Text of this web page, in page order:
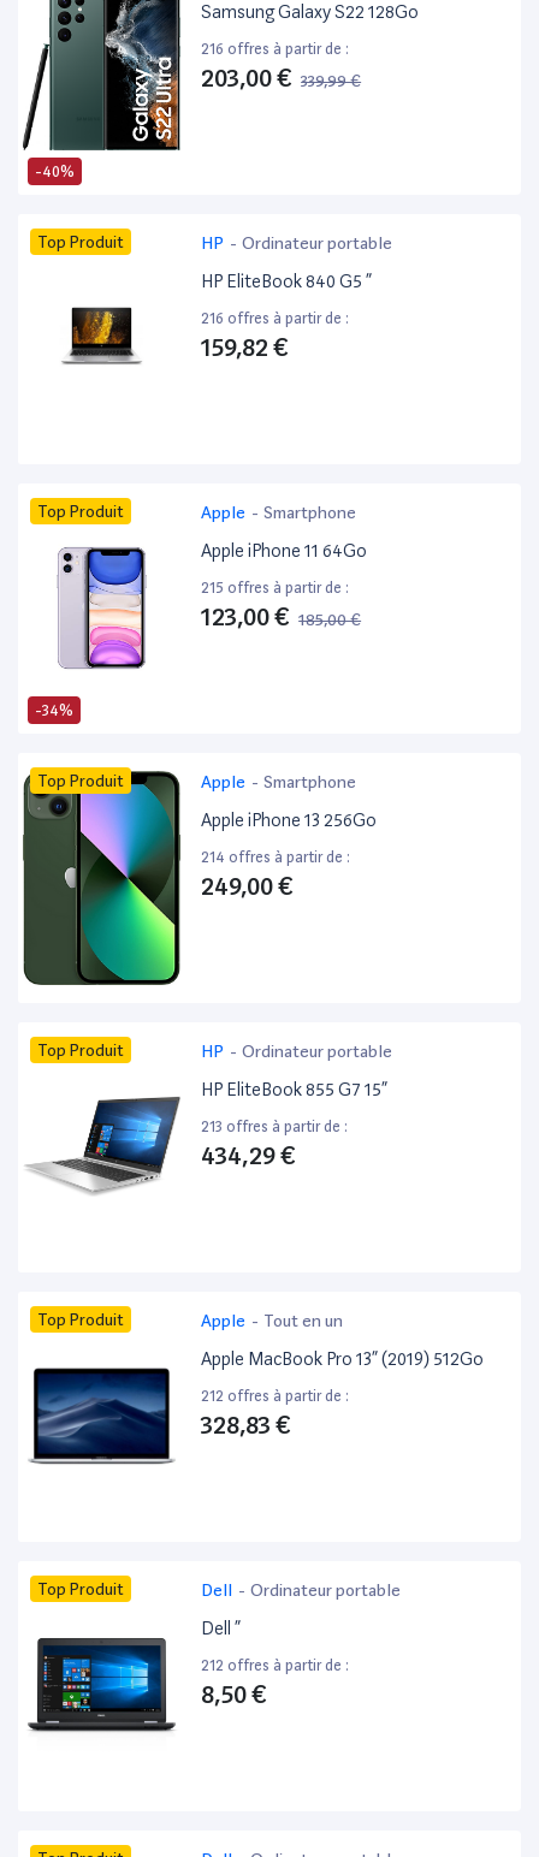
-40%
Samsung Galaxy S22 128Go
216 offres à partir de :
203,00 € 339,99 €
Top Produit HP - Ordinateur portable
HP EliteBook 840 G5 ”
216 offres à partir de :
159,82 €
-34%
Top Produit Apple - Smartphone
Apple iPhone 11 64Go
215 offres à partir de :
123,00 € 185,00 €
Top Produit Apple - Smartphone
Apple iPhone 13 256Go
214 offres à partir de :
249,00 €
Top Produit HP - Ordinateur portable
HP EliteBook 855 G7 15”
213 offres à partir de :
434,29 €
Top Produit Apple - Tout en un
Apple MacBook Pro 13” (2019) 512Go
212 offres à partir de :
328,83 €
Top Produit Dell - Ordinateur portable
Dell ”
212 offres à partir de :
8,50 €